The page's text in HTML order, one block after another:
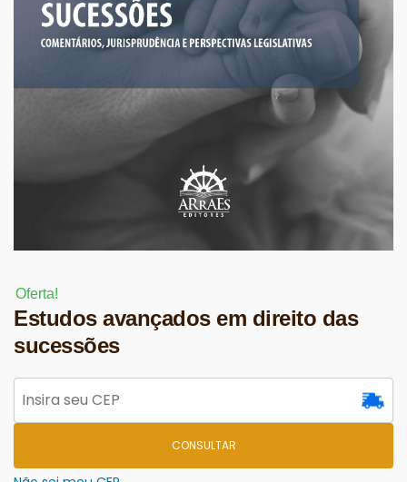
Oferta!
Estudos avançados em direito das
sucessões
CONSULTAR